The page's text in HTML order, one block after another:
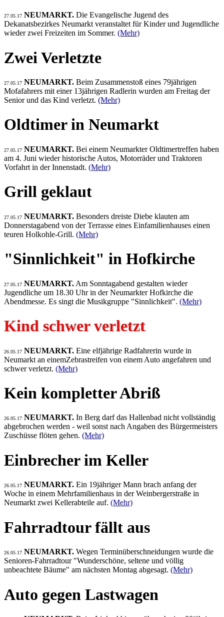
27.05.17 NEUMARKT. Die Evangelische Jugend des
Dekanatsbezirkes Neumarkt veranstaltet für Kinder und Jugendliche
wieder zwei Freizeiten im Sommer. (Mehr)
Zwei Verletzte
27.05.17 NEUMARKT. Beim Zusammenstoß eines 79jährigen
Mofafahrers mit einer 13jährigen Radlerin wurden am Freitag der
Senior und das Kind verletzt. (Mehr)
Oldtimer in Neumarkt
27.05.17 NEUMARKT. Bei einem Neumarkter Oldtimertreffen haben
am 4. Juni wieder historische Autos, Motorräder und Traktoren
Vorfahrt in der Innenstadt. (Mehr)
Grill geklaut
27.05.17 NEUMARKT. Besonders dreiste Diebe klauten am
Donnerstagabend von der Terrasse eines Einfamilienhauses einen
teuren Holkohle-Grill. (Mehr)
"Sinnlichkeit" in Hofkirche
27.05.17 NEUMARKT. Am Sonntagabend gestalten wieder
Jugendliche um 18.30 Uhr in der Neumarkter Hofkirche die
Abendmesse. Es singt die Musikgruppe "Sinnlichkeit". (Mehr)
Kind schwer verletzt
26.05.17 NEUMARKT. Eine elfjährige Radfahrerin wurde in
Neumarkt an einemZebrastreifen von einem Auto angefahren und
schwer verletzt. (Mehr)
Kein kompletter Abriß
26.05.17 NEUMARKT. In Berg darf das Hallenbad nicht vollständig
abgebrochen werden - weil sonst nach Angaben des Bürgermeisters
Zuschüsse flöten gehen. (Mehr)
Einbrecher im Keller
26.05.17 NEUMARKT. Ein 19jähriger Mann brach anfang der
Woche in einem Mehrfamilienhaus in der Weinbergerstraße in
Neumarkt zwei Kellerabteile auf. (Mehr)
Fahrradtour fällt aus
26.05.17 NEUMARKT. Wegen Terminüberschneidungen wurde die
Senioren-Fahrradtour "Wunderschöne, seltene und völlig
unbeachtete Bäume" am nächsten Montag abgesagt. (Mehr)
Auto gegen Lastwagen